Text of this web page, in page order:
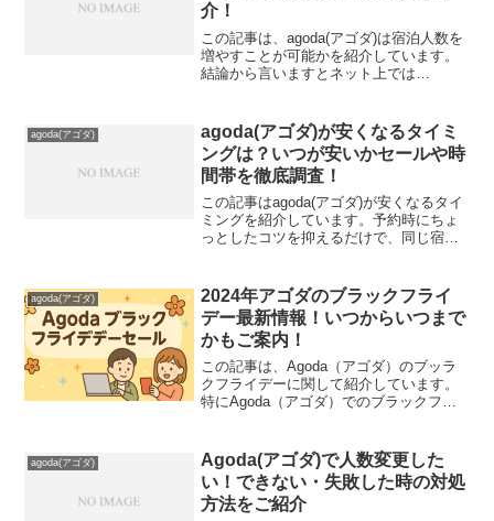
介！
この記事は、agoda(アゴダ)は宿泊人数を
増やすことが可能かを紹介しています。
結論から言いますとネット上では
ですよ。早速予約の取り直しをする人は
下記の公式サイ...
agoda(アゴダ)
agoda(アゴダ)が安くなるタイミ
ングは？いつが安いかセールや時
間帯を徹底調査！
この記事はagoda(アゴダ)が安くなるタイ
ミングを紹介しています。予約時にちょ
っとしたコツを抑えるだけで、同じ宿泊
割引やクーポンを利用して予約すること
です。早速ag...
agoda(アゴダ)
2024年アゴダのブラックフライ
デー最新情報！いつからいつまで
かもご案内！
この記事は、Agoda（アゴダ）のブッラ
クフライデーに関して紹介しています。
特にAgoda（アゴダ）でのブラックフラ
るんですよ。例年アゴダでは年11月12日
～11日2...
agoda(アゴダ)
Agoda(アゴダ)で人数変更した
い！できない・失敗した時の対処
方法をご紹介